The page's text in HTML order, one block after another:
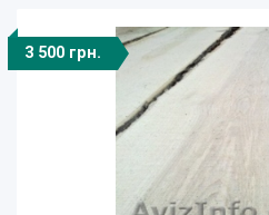
3 500 грн.